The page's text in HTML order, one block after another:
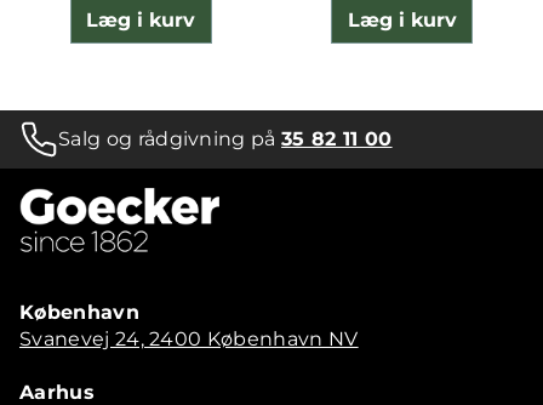
Læg i kurv Læg i kurv
Salg og rådgivning på35 82 11 00
København
Svanevej 24, 2400 København NV
Aarhus